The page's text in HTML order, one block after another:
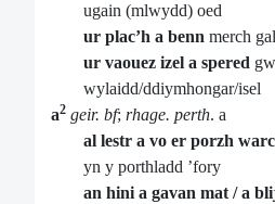
ugain (mlwydd) oed
ur plac’h a benn merch
ur vaouez izel a spered
wylaidd/ddiymhongar/isel
a2 geir. bf; rhage. perth. a
al lestr a vo er porzh
yn y porthladd ’fory
an hini a gavan mat / a